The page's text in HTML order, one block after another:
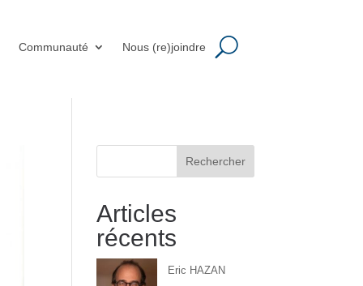
Communauté Nous (re)joindre
Rechercher
Articles
récents
Eric HAZAN